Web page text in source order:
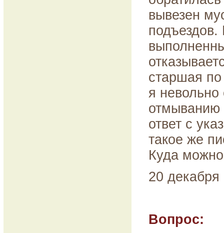
вывезен
подъездов.
старшая
я невольно
отмыванию
ответ с
такое же
Куда можно
20
Вопрос: